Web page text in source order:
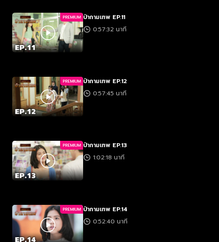
PREMIUM ป่ากามเทพ EP.11
0:57:32 นาที
PREMIUM ป่ากามเทพ EP.12
0:57:45 นาที
PREMIUM ป่ากามเทพ EP.13
1:02:18 นาที
PREMIUM ป่ากามเทพ EP.14
0:52:40 นาที